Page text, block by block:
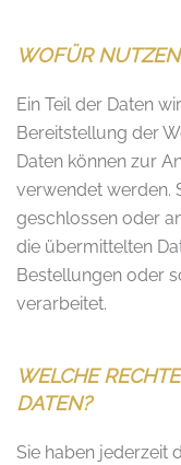
WOFÜR
Ein Teil der Daten
Bereitstellung der
Daten können zur
verwendet werden.
geschlossen oder
die übermittelten
Bestellungen oder
verarbeitet.
WELCHE
DATEN?
Sie haben jederzeit